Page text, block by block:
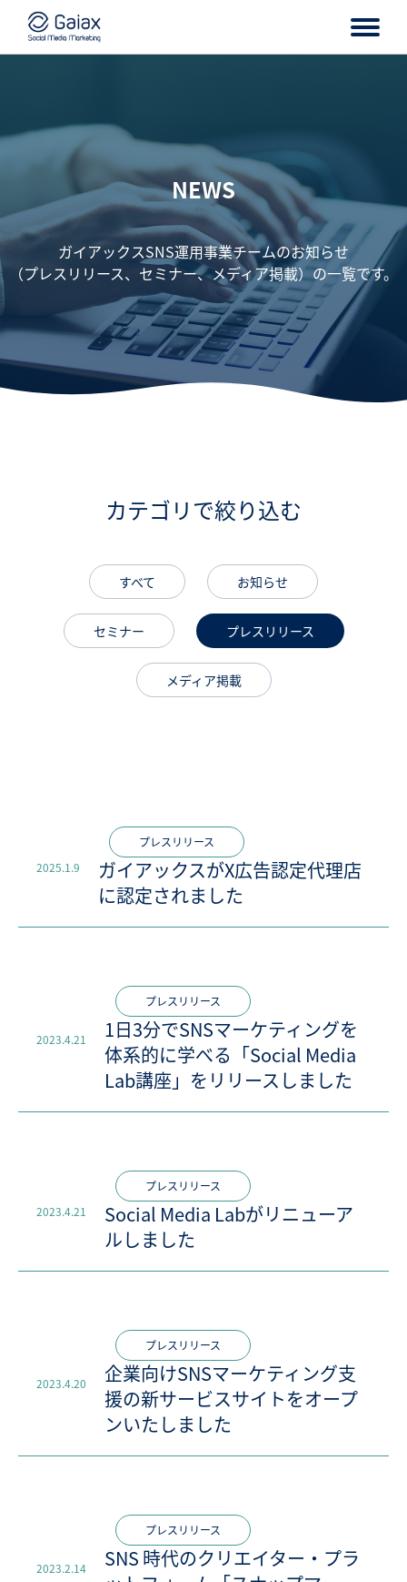
NEWS
ガイアックスSNS運用事業チームのお知らせ
（プレスリリース、セミナー、メディア掲載）の一覧です。
カテゴリで絞り込む
すべて お知らせ
セミナー プレスリリース
メディア掲載
2025.1.9
プレスリリース
ガイアックスがX広告認定代理店
に認定されました
2023.4.21
プレスリリース
1日3分でSNSマーケティングを
体系的に学べる「Social Media
Lab講座」をリリースしました
2023.4.21
プレスリリース
Social Media Labがリニューア
ルしました
2023.4.20
プレスリリース
企業向けSNSマーケティング支
援の新サービスサイトをオープ
ンいたしました
2023.2.14
プレスリリース
SNS 時代のクリエイター・プラ